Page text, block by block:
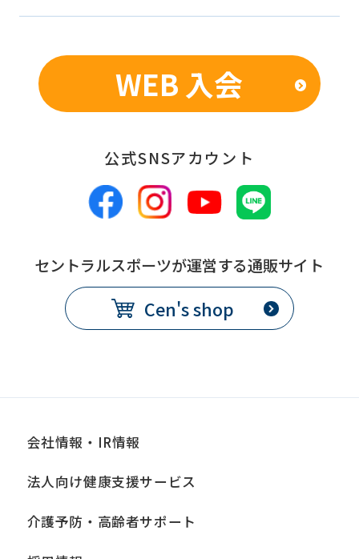
original
ask
that
fully
understand
this
using
the
service.
WEB 入会
公式SNSアカウント
セントラルスポーツが運営する通販サイト
Cen's shop
会社情報・IR情報
法人向け健康支援サービス
介護予防・高齢者サポート